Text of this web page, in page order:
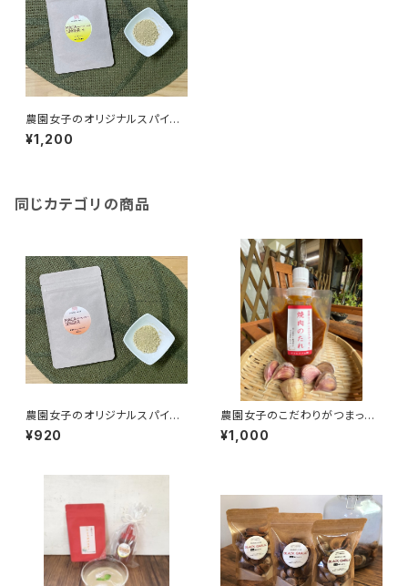
農園女子のオリジナルスパイ
ス マカジンジャープラス 15
g 安心野菜 高知県四万十
や妊活にも♪
¥1,200
同じカテゴリの商品
農園女子のオリジナルスパイ
ス マカジンジャー 15g 安
心野菜 高知県四万十市 やま
¥920
農園女子のこだわりがつまった
焼肉のたれ200ml 安心野菜と
国産材料、冬虫夏草、マカもブレ
¥1,000